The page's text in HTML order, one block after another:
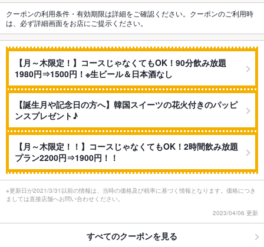
クーポンの利用条件・有効期限は詳細をご確認ください。クーポンのご利用時
は、必ず詳細画面をお店にご提示ください。
【月～木限定！】コースじゃなくてもOK！90分飲み放題
1980円⇒1500円！※生ビール＆日本酒なし
【誕生月や記念日の方へ】韓国スイーツの花火付きのパッピ
ンスプレゼント♪
【月～木限定！！】コースじゃなくてもOK！2時間飲み放題
プラン2200円⇒1900円！！
※更新日が2021/3/31以前の情報は、当時の価格及び税率に基づく情報となります。価格につき
ましては直接店舗へお問い合わせください。
2023/04/06 更新
すべてのクーポンを見る